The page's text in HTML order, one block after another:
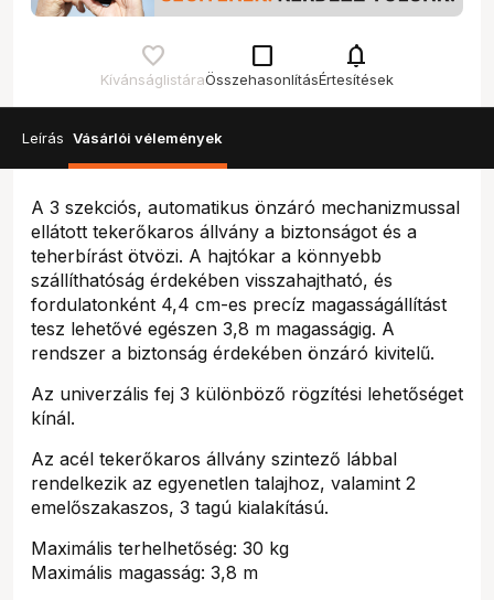
Kívánságlistára
check_box_outline_blank
Összehasonlítás
notifications
Értesítések
Leírás Vásárlói vélemények
A 3 szekciós, automatikus önzáró mechanizmussal
ellátott tekerőkaros állvány a biztonságot és a
teherbírást ötvözi. A hajtókar a könnyebb
szállíthatóság érdekében visszahajtható, és
fordulatonként 4,4 cm-es precíz magasságállítást
tesz lehetővé egészen 3,8 m magasságig. A
rendszer a biztonság érdekében önzáró kivitelű.
Az univerzális fej 3 különböző rögzítési lehetőséget
kínál.
Az acél tekerőkaros állvány szintező lábbal
rendelkezik az egyenetlen talajhoz, valamint 2
emelőszakaszos, 3 tagú kialakítású.
Maximális terhelhetőség: 30 kg
Maximális magasság: 3,8 m